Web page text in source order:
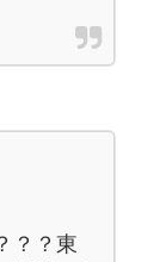
？？東